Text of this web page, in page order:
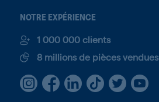
NOTRE EXPÉRIENCE
1 000 000 clients
8 millions de pièces vendues